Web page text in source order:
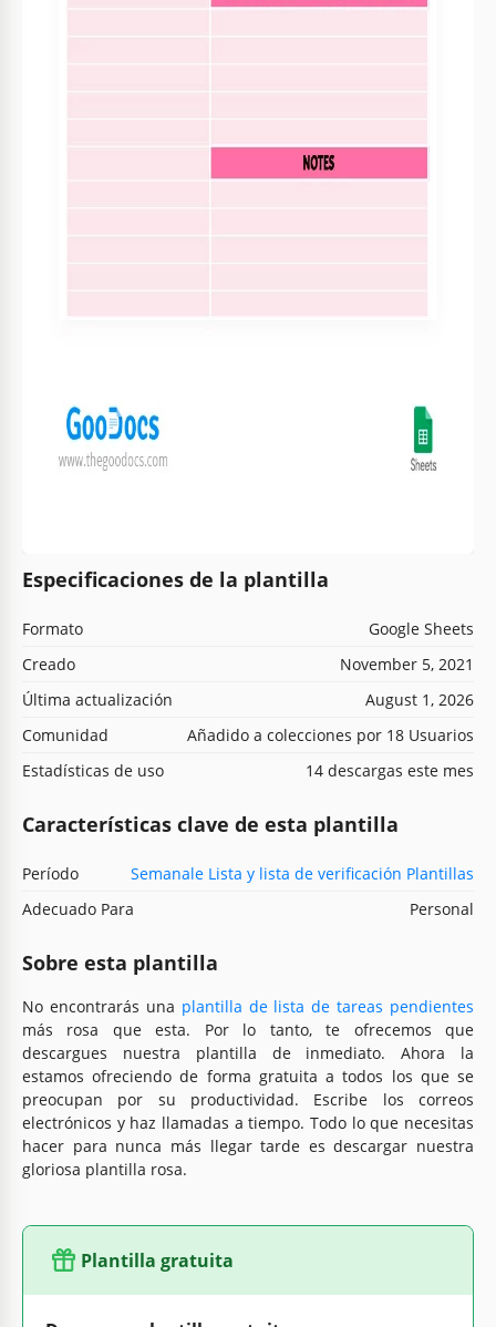
Especificaciones de la plantilla
Formato
Google Sheets
Creado
November 5, 2021
Última actualización
August 1, 2026
Comunidad
Añadido a colecciones por 18 Usuarios
Estadísticas de uso
14 descargas este mes
Características clave de esta plantilla
Período
Semanale Lista y lista de verificación Plantillas
Adecuado Para
Personal
Sobre esta plantilla
No encontrarás una plantilla de lista de tareas pendientes
más rosa que esta. Por lo tanto, te ofrecemos que
descargues nuestra plantilla de inmediato. Ahora la
estamos ofreciendo de forma gratuita a todos los que se
preocupan por su productividad. Escribe los correos
electrónicos y haz llamadas a tiempo. Todo lo que necesitas
hacer para nunca más llegar tarde es descargar nuestra
gloriosa plantilla rosa.
Plantilla gratuita